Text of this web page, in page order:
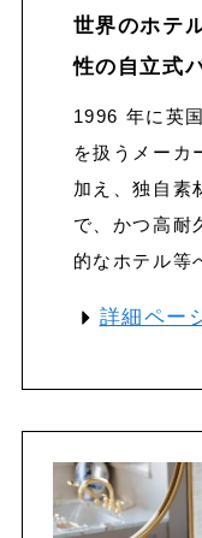
世界のホテ
性の自立式
1996 年に英
を扱うメーカ
加え、独自素
で、かつ高耐
的なホテル等
詳細ペー